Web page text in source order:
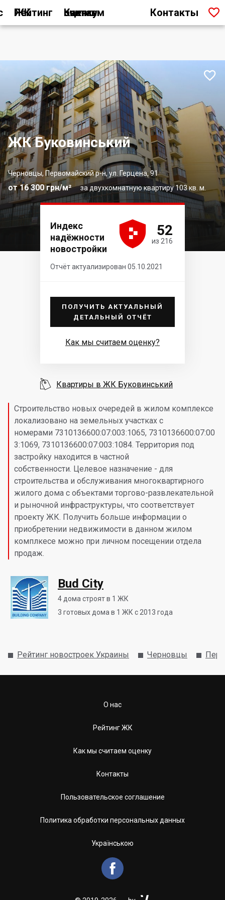
Рейтинг ЖК Как мы считаем оценку Контакты 
ЖК Буковинський
Черновцы, Первомайский р-н, ул. Герцена, 91
за двухкомнатную квартиру 103 кв. м.
от 16 300 грн/м²

Строительство новых очередей в жилом комплексе
локализовано на земельных участках с
номерами 7310136600:07:003:1065, 7310136600:07:00
3:1069, 7310136600:07:003:1084. Территория под
застройку находится в частной
собственности. Целевое назначение - для
строительства и обслуживания многоквартирного
жилого дома с объектами торгово-развлекательной
и рыночной инфраструктуры, что соответствует
проекту ЖК. Получить больше информации о
приобретении недвижимости в данном жилом
комплкесе можно при личном посещении отдела
продаж.
Bud City
4 дома строят в 1 ЖК
3 готовых дома в 1 ЖК с 2013 года
Индекс
надёжности
новостройки




 52
из 216
Отчёт актуализирован 05.10.2021
ПОЛУЧИТЬ АКТУАЛЬНЫЙ
ДЕТАЛЬНЫЙ ОТЧЁТ
Как мы считаем оценку?
 Квартиры в ЖК Буковинський
Рейтинг новостроек Украины Черновцы
О нас
Рейтинг ЖК
Как мы считаем оценку
Контакты
Пользовательское соглашение
Политика обработки персональных данных
Українською
